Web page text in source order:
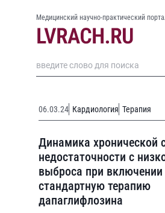
Медицинский научно-практический
06.03.24 Кардиология Терапия
Динамика хронической
недостаточности с
выброса при включении
стандартную терапию
дапаглифлозина